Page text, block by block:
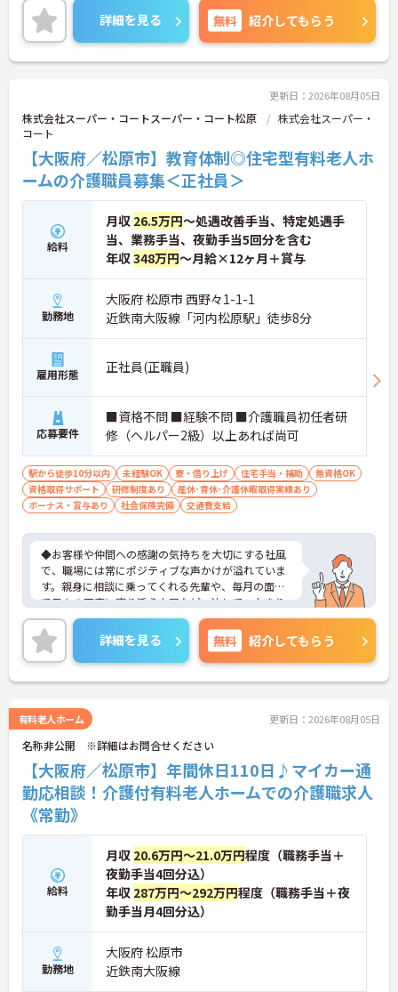
詳細を見る 無料 紹介してもらう
更新日：2026年08月05日
株式会社スーパー・コートスーパー・コート松原
株式会社スーパー・
コート
【大阪府／松原市】教育体制◎住宅型有料老人ホ
ームの介護職員募集＜正社員＞
給料
月収 26.5万円～処遇改善手当、特定処遇手
当、業務手当、夜勤手当5回分を含む
年収348万円～月給×12ヶ月＋賞与
勤務地
大阪府 松原市 西野々1-1-1
近鉄南大阪線「河内松原駅」徒歩8分
雇用形態 正社員(正職員)
応募要件
■資格不問 ■経験不問 ■介護職員初任者研
修（ヘルパー2級）以上あれば尚可
駅から徒歩10分以内 未経験OK 寮・借り上げ 住宅手当・補助
無資格OK
資格取得サポート
研修制度あり
産休･育休･介護休暇取得実績あり
ボーナス・賞与あり
社会保険完備 交通費支給
◆お客様や仲間への感謝の気持ちを大切にする社風
で、職場には常にポジティブな声かけが溢れていま
す。親身に相談に乗ってくれる先輩や、毎月の面談
で日々の不安に寄り添う上司など、決して一人きり
にさせないフォロー体制が万全。心理的安全性が高
く、中途入社でも自然と馴染める職場です。
◆無資格からでもプロフェッショナルを目指せる
「資格取得支援制度」を完備しています。初任者研
修から国家資格である介護福祉士まで、現場での実
けて資格取得に挑戦できます。
◆法人独自の介護技術認定制度「ケアマイスター」
により、身につけたスキルを5段階でしっかり評価
し手当で還元。さらに「目標管理シート」を用いた
月1回の上司との面談があり、一人ひとりの不安や
目標に寄り添う手厚いフォロー体制が整っていま
す。
詳細を見る 無料 紹介してもらう
有料老人ホーム 更新日：2026年08月05日
名称非公開 ※詳細はお問合せください
【大阪府／松原市】年間休日110日♪マイカー通
勤応相談！介護付有料老人ホームでの介護職求人
《常勤》
給料
月収 20.6万円～21.0万円程度（職務手当＋
夜勤手当4回分込）
年収 287万円～292万円程度（職務手当＋夜
勤手当月4回分込）
勤務地
大阪府 松原市
近鉄南大阪線